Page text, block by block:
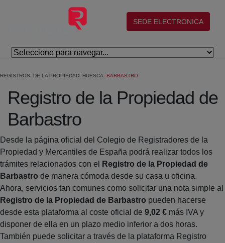
Salta al contingut principal
(abre en nueva ventana)
SEDE ELECTRONICA
REGISTROS DE LA PROPIEDAD HUESCA BARBASTRO
Registro de la Propiedad de
Barbastro
Desde la página oficial del Colegio de Registradores de la
Propiedad y Mercantiles de España podrá realizar todos los
trámites relacionados con el
Registro de la Propiedad de
Barbastro de manera cómoda desde su casa u oficina.
Ahora, servicios tan comunes como solicitar una nota simple al
Registro de la Propiedad de Barbastro pueden hacerse
desde esta plataforma al coste oficial de 9,02 € más IVA y
disponer de ella en un plazo medio inferior a dos horas.
También puede solicitar a través de la plataforma Registro